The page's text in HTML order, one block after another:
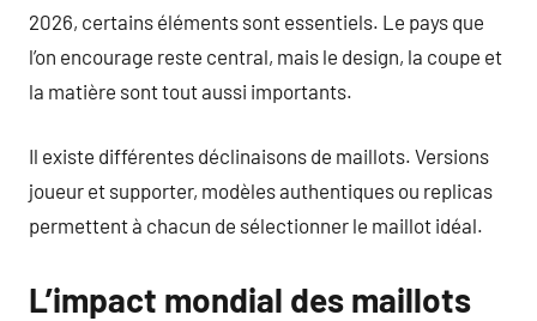
2026, certains éléments sont essentiels. Le pays que
l’on encourage reste central, mais le design, la coupe et
la matière sont tout aussi importants.
Il existe différentes déclinaisons de maillots. Versions
joueur et supporter, modèles authentiques ou replicas
permettent à chacun de sélectionner le maillot idéal.
L’impact mondial des maillots